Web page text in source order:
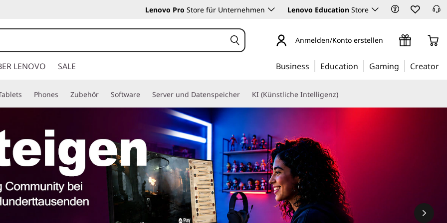
Lenovo Pro Store für Unternehmen Lenovo Education Store
Anmelden/Konto erstellen
LENOVO SALE Business Education Gaming Creator
Phones Zubehör Software Server und Datenspeicher KI (Künstliche Intelligenz)